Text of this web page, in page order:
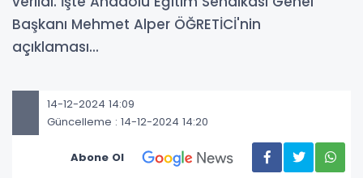
Başkanı Mehmet Alper ÖĞRETİCİ'nin
açıklaması...
14-12-2024 14:09
Güncelleme : 14-12-2024 14:20
Abone Ol